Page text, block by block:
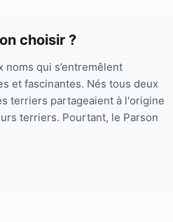
choisir ?
qui s’entremêlent
et fascinantes. Nés tous deux
terriers partageaient à l'origine
terriers. Pourtant, le Parson